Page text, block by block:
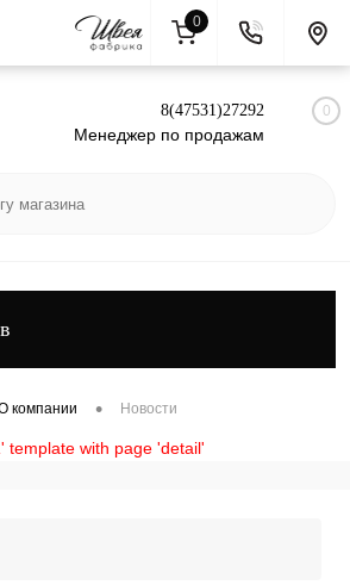
Вход Регистрация
8(47531)27292
Менеджер по продажам
0
компании • Новости
template with page 'detail'
0